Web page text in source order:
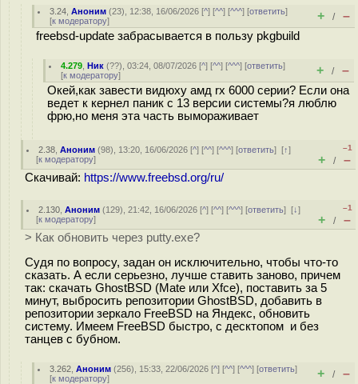
3.24 ,Аноним (23), 12:38, 16/06/2026 [^] [^^] [^^^] [ответить]
[к модератору] + / –
freebsd-update забрасывается в пользу pkgbuild
4.279 ,Ник (??), 03:24, 08/07/2026 [^] [^^] [^^^] [ответить]
[к модератору] + / –
Окей,как завести видюху амд rx 6000 серии? Если она
ведет к кернел паник с 13 версии системы?я люблю
фрю,но меня эта часть вымораживает
2.38 ,Аноним (98), 13:20, 16/06/2026 [^] [^^] [^^^] [ответить][↑]
[к модератору]
–1
+ / –
Скачивай: https://www.freebsd.org/ru/
2.130 ,Аноним (129), 21:42, 16/06/2026 [^] [^^] [^^^] [ответить][↓]
[к модератору]
–1
+ / –
> Как обновить через putty.exe?
Судя по вопросу, задан он исключительно, чтобы что-то
сказать. А если серьезно, лучше ставить заново, причем
так: скачать GhostBSD (Mate или Xfce), поставить за 5
минут, выбросить репозитории GhostBSD, добавить в
репозитории зеркало FreeBSD на Яндекс, обновить
систему. Имеем FreeBSD быстро, с десктопом и без
танцев с бубном.
3.262 ,Аноним (256), 15:33, 22/06/2026 [^] [^^] [^^^] [ответить]
[к модератору] + / –